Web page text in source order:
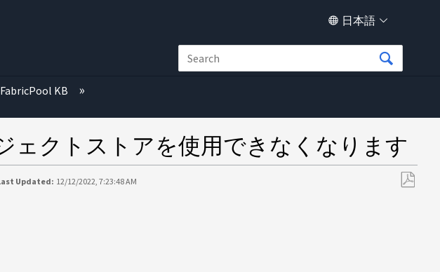
日本語
FabricPool KB
ェクトストアを使用できなくなります
Updated: 12/12/2022, 7:23:48 AM